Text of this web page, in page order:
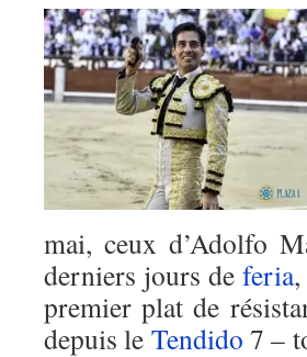
mai, ceux d’Adolfo
derniers jours de feria,
premier plat de
depuis le Tendido 7 –